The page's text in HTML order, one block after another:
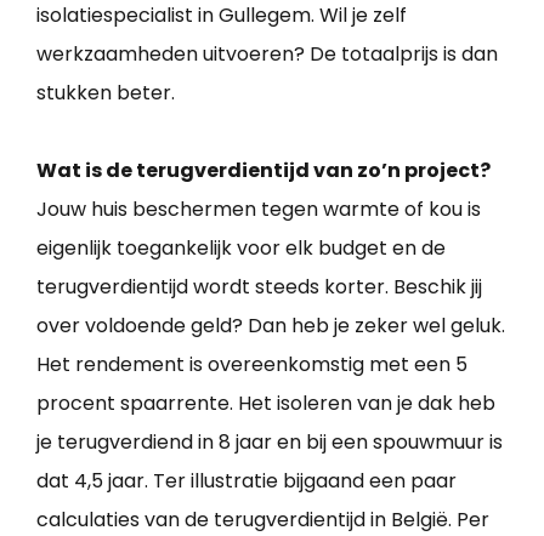
isolatiespecialist in Gullegem. Wil je zelf
werkzaamheden uitvoeren? De totaalprijs is dan
stukken beter.
Wat is de terugverdientijd van zo’n project?
Jouw huis beschermen tegen warmte of kou is
eigenlijk toegankelijk voor elk budget en de
terugverdientijd wordt steeds korter. Beschik jij
over voldoende geld? Dan heb je zeker wel geluk.
Het rendement is overeenkomstig met een 5
procent spaarrente. Het isoleren van je dak heb
je terugverdiend in 8 jaar en bij een spouwmuur is
dat 4,5 jaar. Ter illustratie bijgaand een paar
calculaties van de terugverdientijd in België. Per